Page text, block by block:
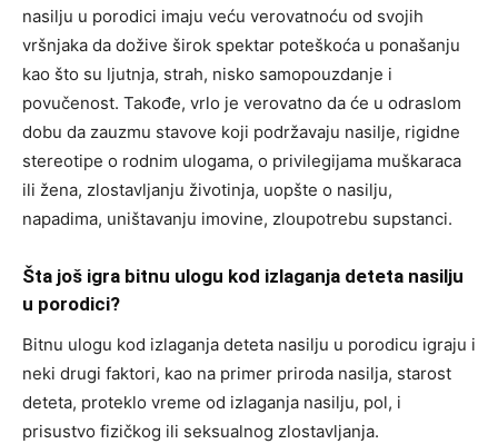
nasilju u porodici imaju veću verovatnoću od svojih
vršnjaka da dožive širok spektar poteškoća u ponašanju
kao što su ljutnja, strah, nisko samopouzdanje i
povučenost. Takođe, vrlo je verovatno da će u odraslom
dobu da zauzmu stavove koji podržavaju nasilje, rigidne
stereotipe o rodnim ulogama, o privilegijama muškaraca
ili žena, zlostavljanju životinja, uopšte o nasilju,
napadima, uništavanju imovine, zloupotrebu supstanci.
Šta još igra bitnu ulogu kod izlaganja deteta nasilju
u porodici?
Bitnu ulogu kod izlaganja deteta nasilju u porodicu igraju i
neki drugi faktori, kao na primer priroda nasilja, starost
deteta, proteklo vreme od izlaganja nasilju, pol, i
prisustvo fizičkog ili seksualnog zlostavljanja.